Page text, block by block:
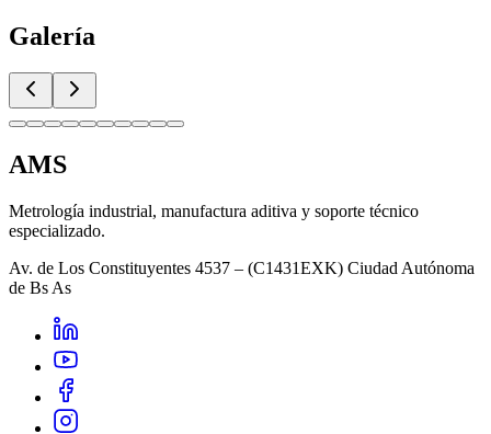
Galería
AMS
Metrología industrial, manufactura aditiva y soporte técnico
especializado.
Av. de Los Constituyentes 4537 – (C1431EXK) Ciudad Autónoma
de Bs As